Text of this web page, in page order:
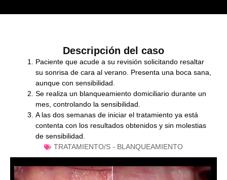
Descripción del caso
Paciente que acude a su revisión solicitando resaltar
su sonrisa de cara al verano. Presenta una boca sana,
aunque con sensibilidad.
Se realiza un blanqueamiento domiciliario durante un
mes, controlando la sensibilidad.
A las dos semanas de iniciar el tratamiento ya está
contenta con los resultados obtenidos y sin molestias
de sensibilidad.
TRATAMIENTO/S - BLANQUEAMIENTO